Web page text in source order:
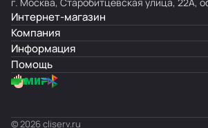
Интернет-магазин
Компания
Информация
Помощь
© 2026 cliserv.ru